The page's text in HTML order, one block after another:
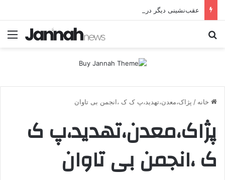
خانه / پژاک،معدن،تهدید،پ ک ک ،انجمن بی تاوان
پژاک،معدن،تهدید،پ ک
ک ،انجمن بی تاوان